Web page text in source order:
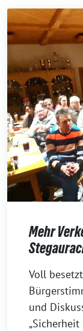
Mehr
16.
Januar
2026
Voll
und